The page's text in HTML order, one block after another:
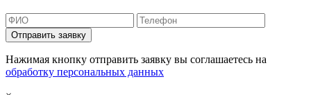
Отправить заявку
Нажимая кнопку отправить заявку вы соглашаетесь на
обработку персональных данных